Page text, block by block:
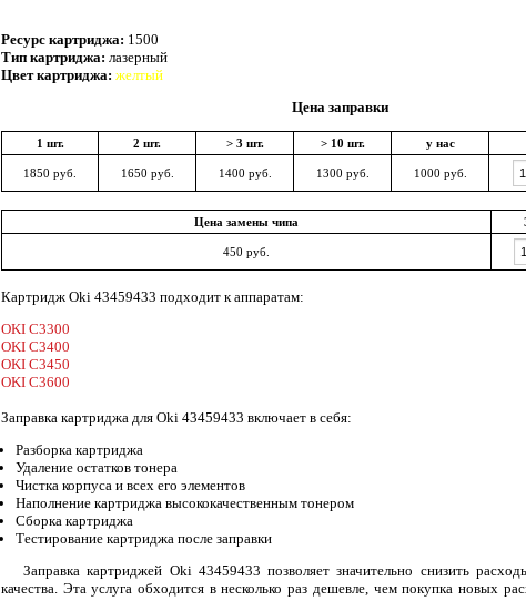
Ресурс картриджа: 1500
Тип картриджа: лазерный
Цвет картриджа: желтый
Цена заправки
1 шт. 2 шт. > 3 шт. > 10 шт. у нас
1850 руб. 1650 руб. 1400 руб. 1300 руб. 1000 руб.
Цена замены чипа
450 руб.
Картридж Oki 43459433 подходит к аппаратам:
OKI C3300
OKI C3400
OKI C3450
OKI C3600
Заправка картриджа для Oki 43459433 включает в себя:
Разборка картриджа
Удаление остатков тонера
Чистка корпуса и всех его элементов
Наполнение картриджа высококачественным тонером
Сборка картриджа
Тестирование картриджа после заправки
Заправка картриджей Oki 43459433 позволяет значительно снизить
качества. Эта услуга обходится в несколько раз дешевле, чем покупка новых